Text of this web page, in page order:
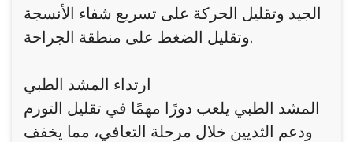
الجيد وتقليل الحركة على تسريع شفاء الأنسجة
وتقليل الضغط على منطقة الجراحة.
ارتداء المشد الطبي
المشد الطبي يلعب دورًا مهمًا في تقليل التورم
ودعم الثديين خلال مرحلة التعافي، مما يخفف